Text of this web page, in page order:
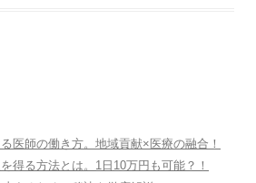
医師の働き方。地域貢献×医療の融合！
得る方法とは。1日10万円も可能？！